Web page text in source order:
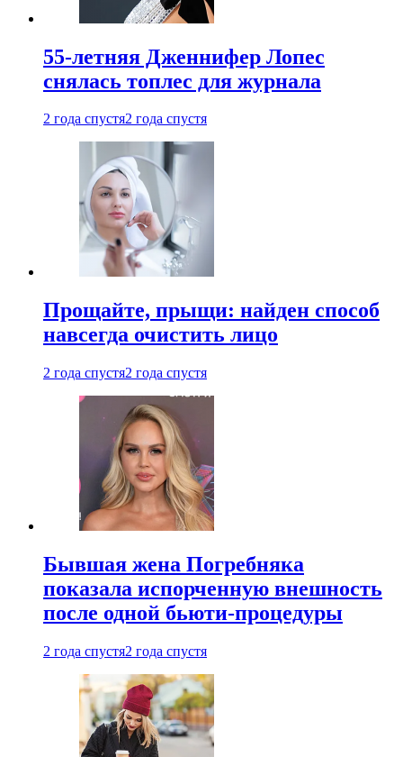
55-летняя Дженнифер Лопес
снялась топлес для журнала
2 года спустя2 года спустя
Прощайте, прыщи: найден способ
навсегда очистить лицо
2 года спустя2 года спустя
Бывшая жена Погребняка
показала испорченную внешность
после одной бьюти-процедуры
2 года спустя2 года спустя